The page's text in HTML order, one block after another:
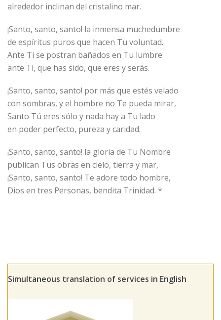
alrededor inclinan del cristalino mar.
¡Santo, santo, santo! la inmensa muchedumbre
de espíritus puros que hacen Tu voluntad.
Ante Ti se postran bañados en Tu lumbre
ante Ti, que has sido, que eres y serás.
¡Santo, santo, santo! por más que estés velado
con sombras, y el hombre no Te pueda mirar,
Santo Tú eres sólo y nada hay a Tu lado
en poder perfecto, pureza y caridad.
¡Santo, santo, santo! la gloria de Tu Nombre
publican Tus obras en cielo, tierra y mar,
¡Santo, santo, santo! Te adore todo hombre,
Dios en tres Personas, bendita Trinidad. *
Simultaneous translation of services in English